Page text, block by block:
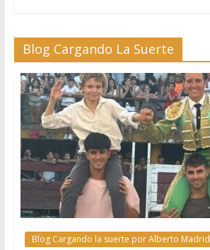
Blog Cargando La Suerte
Blog Cargando la suerte por Alberto Madrid